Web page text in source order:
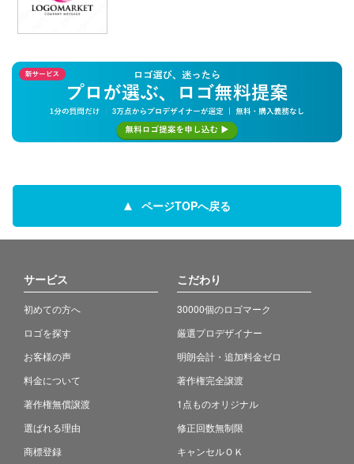
ページTOPへ戻る
サービス
初めての方へ
ロゴを探す
お客様の声
料金について
著作権無償譲渡
選ばれる理由
商標登録
こだわり
30000個のロゴマーク
厳選プロデザイナー
明朗会計・追加料金ゼロ
著作権完全譲渡
1点ものオリジナル
修正回数無制限
キャンセルＯＫ